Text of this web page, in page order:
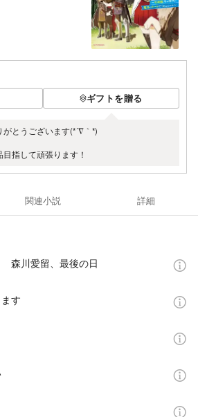
ギフトを贈る
とうございます(*´∇｀*)
指して頑張ります！
関連小説 詳細
川愛留、最後の日
す